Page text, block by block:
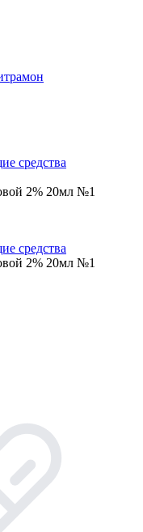
средства
2% 20мл №1
средства
2% 20мл №1